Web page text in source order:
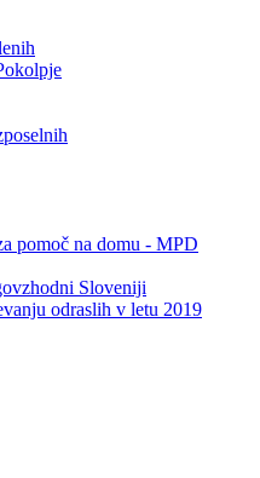
pomoč na domu - MPD
Sloveniji
odraslih v letu 2019